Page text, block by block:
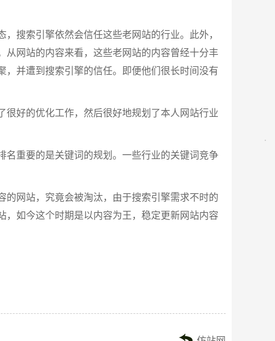
搜索引擎依然会信任这些老网站的行业。此外，
网站的内容来看，这些老网站的内容曾经十分丰
并遭到搜索引擎的信任。即便他们很长时间没有
好的优化工作，然后很好地规划了本人网站行业
重要的是关键词的规划。一些行业的关键词竞争
网站，究竟会被淘汰，由于搜索引擎需求不时的
如今这个时期是以内容为王，稳定更新网站内容